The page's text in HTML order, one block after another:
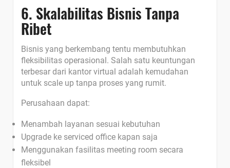
6. Skalabilitas Bisnis Tanpa
Ribet
Bisnis yang berkembang tentu membutuhkan
fleksibilitas operasional. Salah satu keuntungan
terbesar dari kantor virtual adalah kemudahan
untuk scale up tanpa proses yang rumit.
Perusahaan dapat:
Menambah layanan sesuai kebutuhan
Upgrade ke serviced office kapan saja
Menggunakan fasilitas meeting room secara
fleksibel